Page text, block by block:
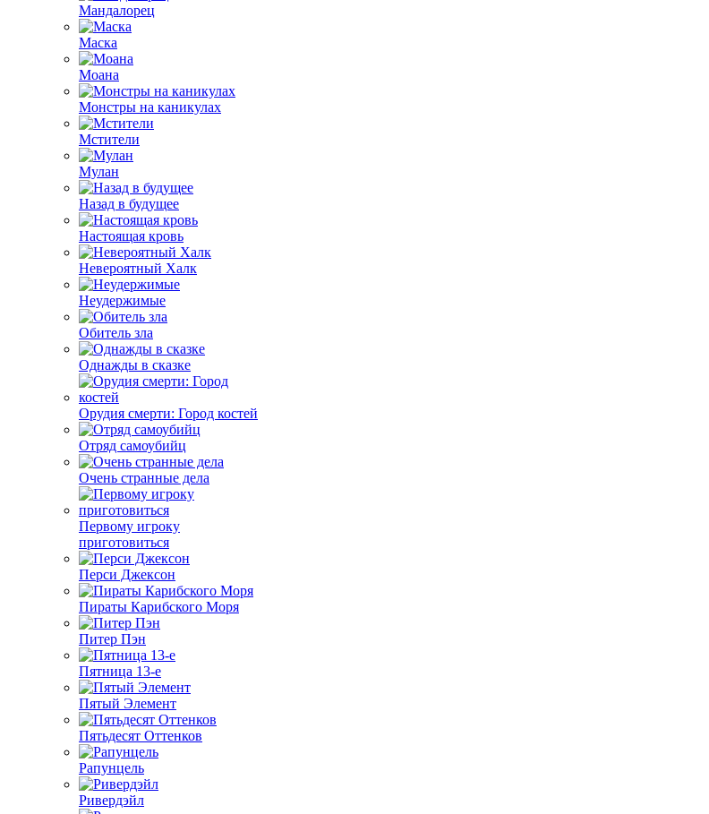
Мандалорец
Маска
Моана
Монстры на каникулах
Мстители
Мулан
Назад в будущее
Настоящая кровь
Невероятный Халк
Неудержимые
Обитель зла
Однажды в сказке
Орудия смерти: Город костей
Отряд самоубийц
Очень странные дела
Первому игроку
приготовиться
Перси Джексон
Пираты Карибского Моря
Питер Пэн
Пятница 13-е
Пятый Элемент
Пятьдесят Оттенков
Рапунцель
Ривердэйл